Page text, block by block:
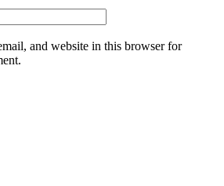
and website in this browser for